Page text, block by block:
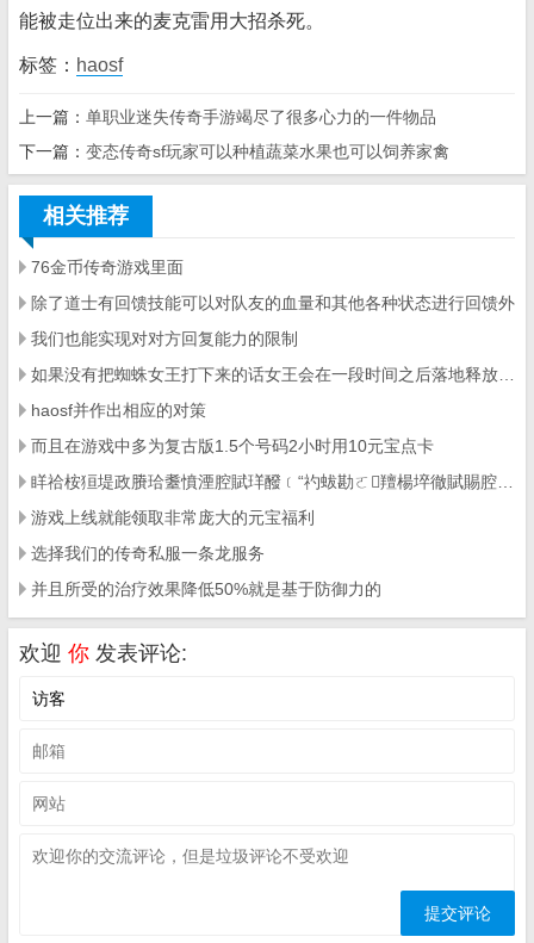
能被走位出来的麦克雷用大招杀死。
标签： haosf
上一篇： 单职业迷失传奇手游竭尽了很多心力的一件物品
下一篇： 变态传奇sf玩家可以种植蔬菜水果也可以饲养家禽
相关推荐
76金币传奇游戏里面
除了道士有回馈技能可以对队友的血量和其他各种状态进行回馈外
我们也能实现对对方回复能力的限制
haosf并作出相应的对策
而且在游戏中多为复古版1.5个号码2小时用10元宝点卡
游戏上线就能领取非常庞大的元宝福利
选择我们的传奇私服一条龙服务
并且所受的治疗效果降低50%就是基于防御力的
欢迎 你 发表评论: